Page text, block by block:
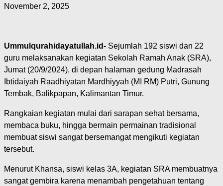
November 2, 2025
Ummulqurahidayatullah.id- Sejumlah 192 siswi dan 22
guru melaksanakan kegiatan Sekolah Ramah Anak (SRA),
Jumat (20/9/2024), di depan halaman gedung Madrasah
Ibtidaiyah Raadhiyatan Mardhiyyah (MI RM) Putri, Gunung
Tembak, Balikpapan, Kalimantan Timur.
Rangkaian kegiatan mulai dari sarapan sehat bersama,
membaca buku, hingga bermain permainan tradisional
membuat siswi sangat bersemangat mengikuti kegiatan
tersebut.
Menurut Khansa, siswi kelas 3A, kegiatan SRA membuatnya
sangat gembira karena menambah pengetahuan tentang